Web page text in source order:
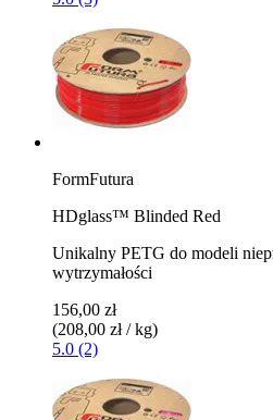
FormFutura
HDglass™ Blinded Red
Unikalny PETG do modeli
wytrzymałości
156,00 zł
(208,00 zł / kg)
5.0 (2)